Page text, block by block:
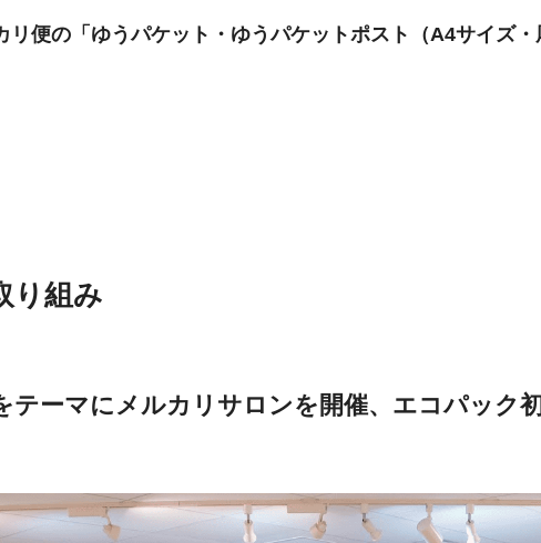
リ便の「ゆうパケット・ゆうパケットポスト（A4サイズ
り組み
テーマにメルカリサロンを開催、エコパック